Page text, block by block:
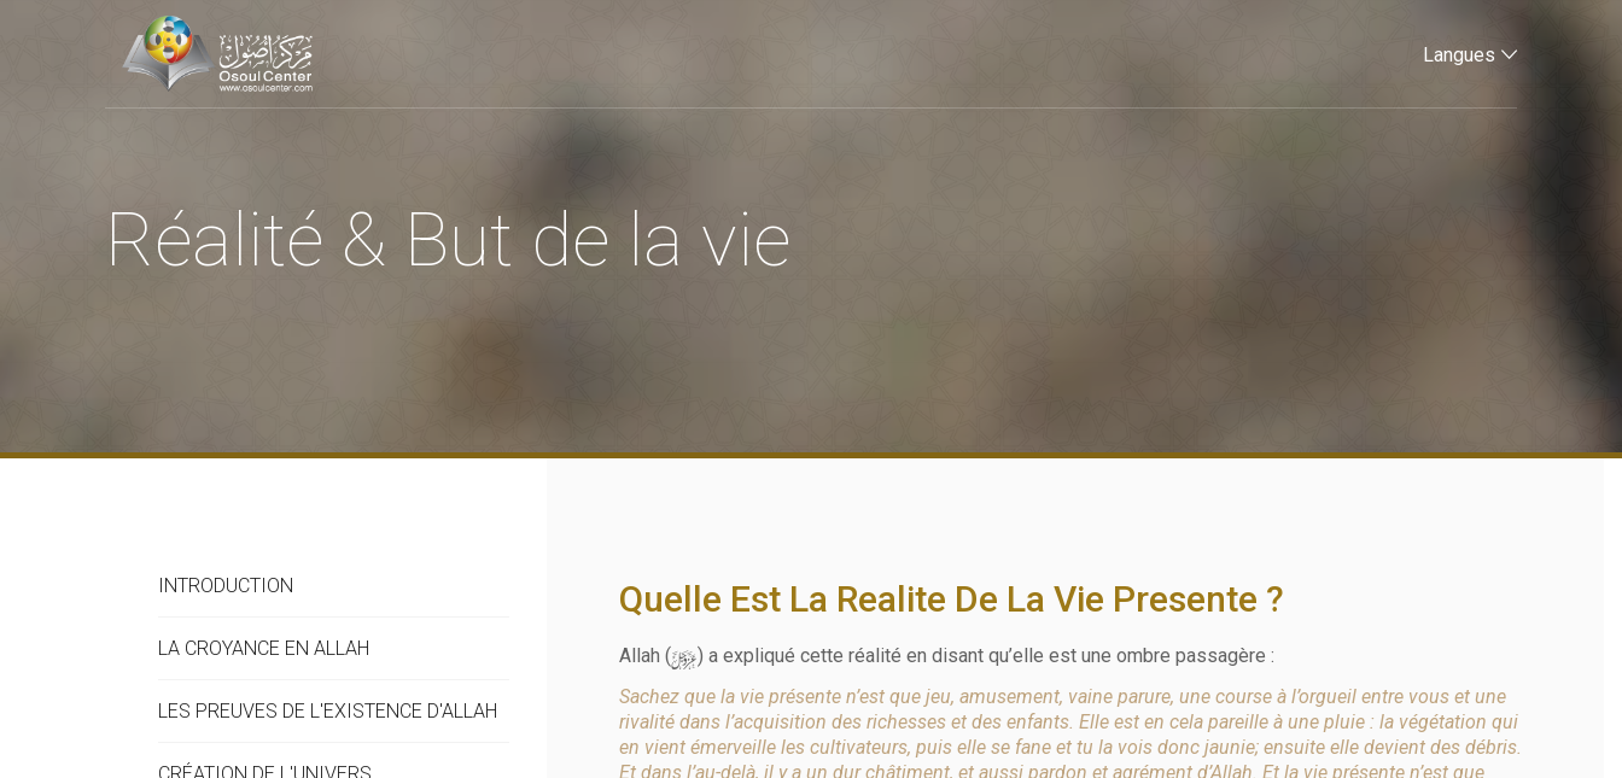
Langues
Réalité & But de la vie
INTRODUCTION
LA CROYANCE EN ALLAH
LES PREUVES DE L'EXISTENCE D'ALLAH
Quelle Est La Realite De La Vie Presente ?
Allah (y) a expliqué cette réalité en disant qu’elle est une ombre passagère :
Sachez que la vie présente n’est que jeu, amusement, vaine parure, une course à l’orgueil entre vous et une
rivalité dans l’acquisition des richesses et des enfants. Elle est en cela pareille à une pluie : la végétation qui
en vient émerveille les cultivateurs, puis elle se fane et tu la vois donc jaunie; ensuite elle devient des débris.
Et dans l’au-delà, il y a un dur châtiment, et aussi pardon et agrément d’Allah. Et la vie présente n’est que